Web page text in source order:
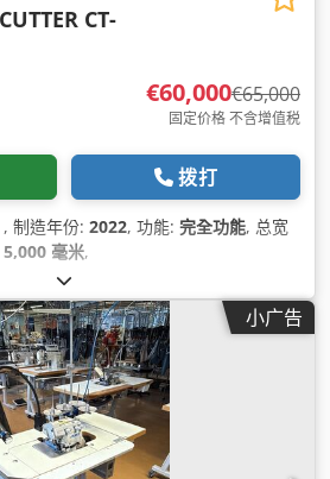
CT-
€60,000€65,000
固定价格 不含增值税
拨打
, 制造年份: 2022, 功能: 完全功能, 总宽
5,000 毫米,
小广告